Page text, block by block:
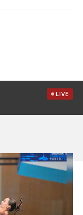
LIVE